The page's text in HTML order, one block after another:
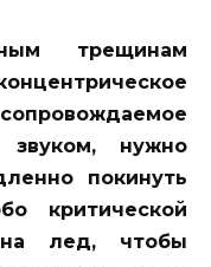
трещинам
звуком, нужно
покинуть
критической
лед, чтобы